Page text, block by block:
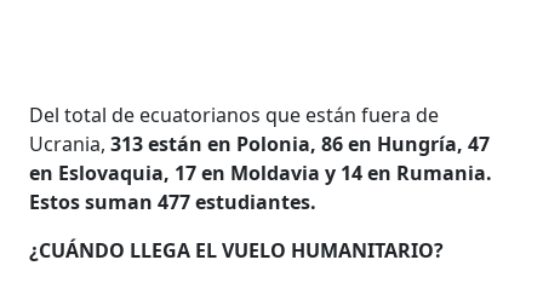
Del total de ecuatorianos que están fuera de
Ucrania,313 están en Polonia, 86 en Hungría, 47
en Eslovaquia, 17 en Moldavia y 14 en Rumania.
Estos suman 477 estudiantes.
¿CUÁNDO LLEGA EL VUELO HUMANITARIO?